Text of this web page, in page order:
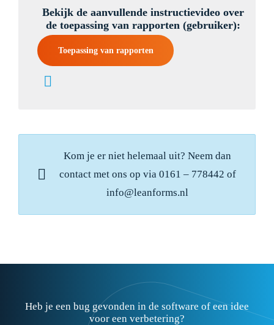
Bekijk de aanvullende instructievideo over
de toepassing van rapporten (gebruiker):
Toepassing van rapporten
Kom je er niet helemaal uit? Neem dan
contact met ons op via 0161 – 778442 of
info@leanforms.nl
Heb je een bug gevonden in de software of een idee
voor een verbetering?